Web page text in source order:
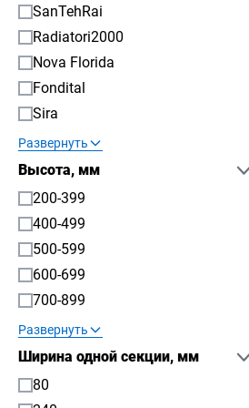
SanTehRai
Radiatori2000
Nova Florida
Fondital
Sira
Развернуть
Высота, мм
200-399
400-499
500-599
600-699
700-899
Развернуть
Ширина одной секции, мм
80